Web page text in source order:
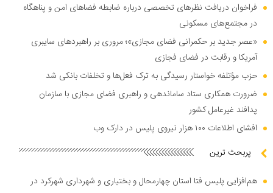
فراخوان دریافت نظر‌های تخصصی درباره ضابطه فضا‌های امن و پناهگاه
در مجتمع‌های مسکونی
«عصر جدید بر حکمرانی فضای مجازی»؛ مروری بر راهبرد‌های سایبری
آمریکا و رقابت در فضای فجازی
حزب مؤتلفه خواستار رسیدگی به ترک فعل‌ها و تخلفات بانکی شد
ضرورت همکاری ستاد ساماندهی و راهبری فضای مجازی با سازمان
پدافند غیرعامل کشور
افشای اطلاعات ۱۰۰ هزار نیروی پلیس در دارک وب
پربحث ترین
هم‌افزایی پلیس فتا استان چهارمحال و بختیاری و شهرداری شهرکرد در